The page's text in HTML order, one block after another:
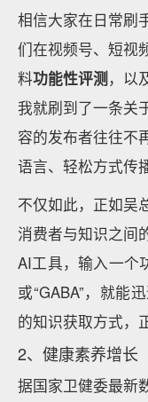
相信大家在日常刷
们在视频号、短视
料功能性评测，以
我就刷到了一条关
容的发布者往往不
语言、轻松方式传
不仅如此，正如吴
消费者与知识之间
AI工具，输入一个
或“GABA”，就能
的知识获取方式，
2、健康素养增长
据国家卫健委最新